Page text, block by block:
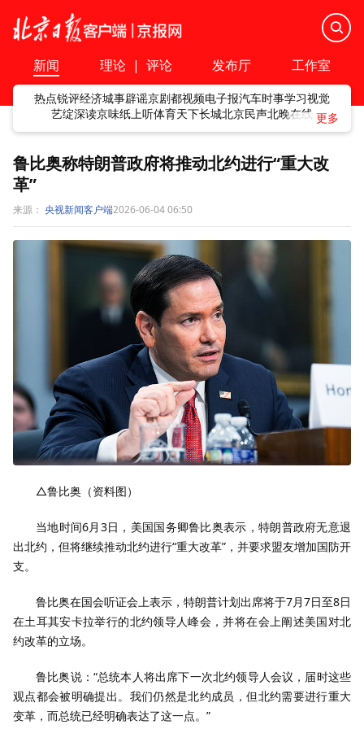
新闻 理论 | 评论 发布厅 工作室
热点锐评经济城事辟谣京剧都视频电子报汽车时事学习视觉
艺绽深读京味纸上听体育天下长城北京民声北晚在线
鲁比奥称特朗普政府将推动北约进行“重大改
革”
来源： 央视新闻客户端2026-06-04 06:50
△鲁比奥（资料图）
当地时间6月3日，美国国务卿鲁比奥表示，特朗普政府无意退
出北约，但将继续推动北约进行“重大改革”，并要求盟友增加国防开
支。
鲁比奥在国会听证会上表示，特朗普计划出席将于7月7日至8日
在土耳其安卡拉举行的北约领导人峰会，并将在会上阐述美国对北
约改革的立场。
鲁比奥说：“总统本人将出席下一次北约领导人会议，届时这些
观点都会被明确提出。我们仍然是北约成员，但北约需要进行重大
变革，而总统已经明确表达了这一点。”